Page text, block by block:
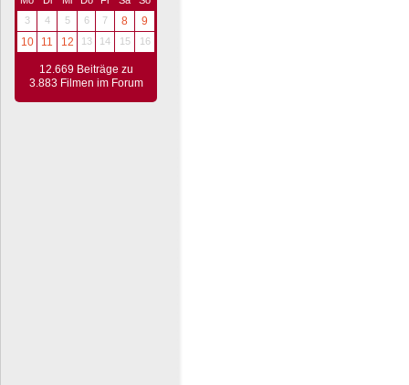
3
4 5 6 7 8
9
10
11 12 13 14 15 16
12.669 Beiträge zu
3.883 Filmen im Forum